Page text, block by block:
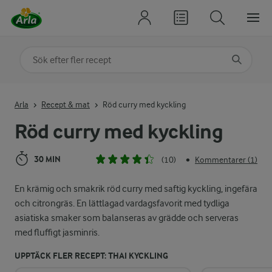
Röd curry med kyckling
30 MIN (10) • Kommentarer (1)
En krämig och smakrik röd curry med saftig kyckling, ingefära
och citrongräs. En lättlagad vardagsfavorit med tydliga
asiatiska smaker som balanseras av grädde och serveras
med fluffigt jasminris.
UPPTÄCK FLER RECEPT: THAI KYCKLING
Arla Recept & mat Röd curry med kyckling
Sök på kategori eller ingrediens